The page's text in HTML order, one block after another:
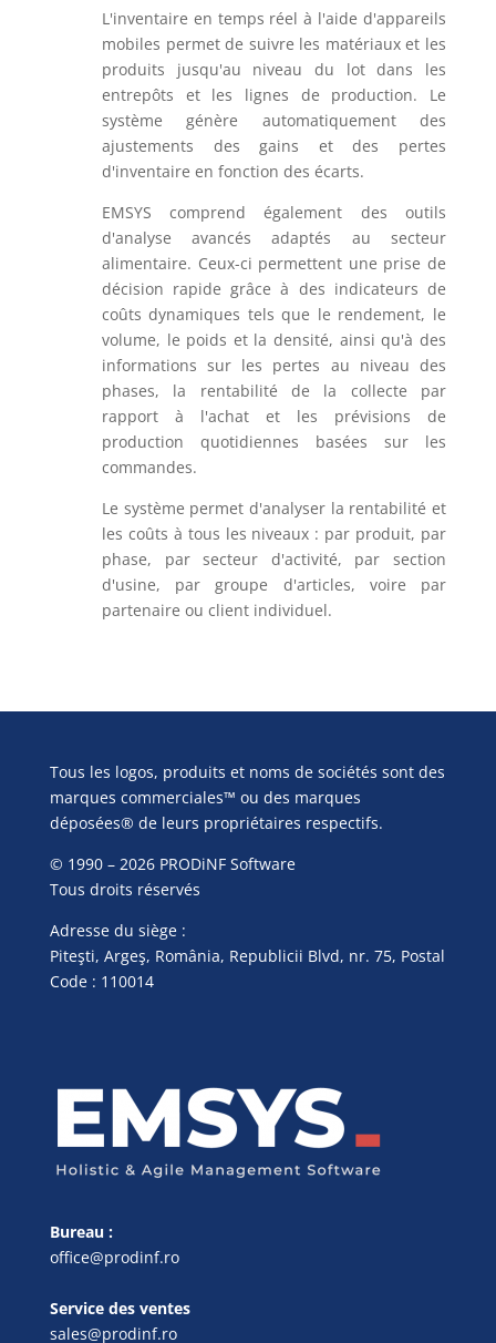
L'inventaire en temps réel à l'aide d'appareils
mobiles permet de suivre les matériaux et les
produits jusqu'au niveau du lot dans les
entrepôts et les lignes de production. Le
système génère automatiquement des
ajustements des gains et des pertes
d'inventaire en fonction des écarts.
EMSYS comprend également des outils
d'analyse avancés adaptés au secteur
alimentaire. Ceux-ci permettent une prise de
décision rapide grâce à des indicateurs de
coûts dynamiques tels que le rendement, le
volume, le poids et la densité, ainsi qu'à des
informations sur les pertes au niveau des
phases, la rentabilité de la collecte par
rapport à l'achat et les prévisions de
production quotidiennes basées sur les
commandes.
Le système permet d'analyser la rentabilité et
les coûts à tous les niveaux : par produit, par
phase, par secteur d'activité, par section
d'usine, par groupe d'articles, voire par
partenaire ou client individuel.
Tous les logos, produits et noms de sociétés sont des
marques commerciales™ ou des marques
déposées® de leurs propriétaires respectifs.
© 1990 – 2026 PRODiNF Software
Tous droits réservés
Adresse du siège :
Piteşti, Argeş, România, Republicii Blvd, nr. 75, Postal
Code : 110014
Bureau :
office@prodinf.ro
Service des ventes
sales@prodinf.ro